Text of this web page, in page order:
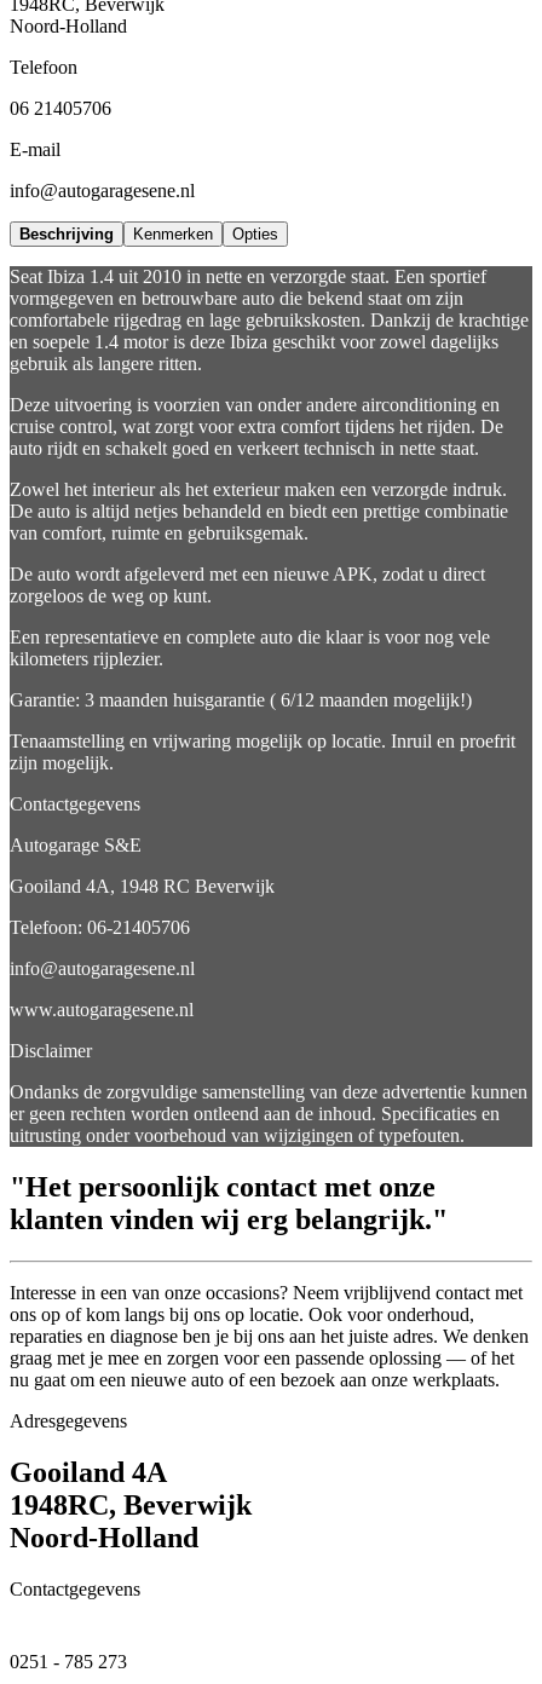
1948RC, Beverwijk
Noord-Holland
Telefoon
06 21405706
E-mail
info@autogaragesene.nl
Beschrijving Kenmerken Opties
Seat Ibiza 1.4 uit 2010 in nette en verzorgde staat. Een sportief
vormgegeven en betrouwbare auto die bekend staat om zijn
comfortabele rijgedrag en lage gebruikskosten. Dankzij de krachtige
en soepele 1.4 motor is deze Ibiza geschikt voor zowel dagelijks
gebruik als langere ritten.
Deze uitvoering is voorzien van onder andere airconditioning en
cruise control, wat zorgt voor extra comfort tijdens het rijden. De
auto rijdt en schakelt goed en verkeert technisch in nette staat.
Zowel het interieur als het exterieur maken een verzorgde indruk.
De auto is altijd netjes behandeld en biedt een prettige combinatie
van comfort, ruimte en gebruiksgemak.
De auto wordt afgeleverd met een nieuwe APK, zodat u direct
zorgeloos de weg op kunt.
Een representatieve en complete auto die klaar is voor nog vele
kilometers rijplezier.
Garantie: 3 maanden huisgarantie ( 6/12 maanden mogelijk!)
Tenaamstelling en vrijwaring mogelijk op locatie. Inruil en proefrit
zijn mogelijk.
Contactgegevens
Autogarage S&E
Gooiland 4A, 1948 RC Beverwijk
Telefoon: 06-21405706
info@autogaragesene.nl
www.autogaragesene.nl
Disclaimer
Ondanks de zorgvuldige samenstelling van deze advertentie kunnen
er geen rechten worden ontleend aan de inhoud. Specificaties en
uitrusting onder voorbehoud van wijzigingen of typefouten.
"Het persoonlijk contact met onze
klanten vinden wij erg belangrijk."
Interesse in een van onze occasions? Neem vrijblijvend contact met
ons op of kom langs bij ons op locatie. Ook voor onderhoud,
reparaties en diagnose ben je bij ons aan het juiste adres. We denken
graag met je mee en zorgen voor een passende oplossing — of het
nu gaat om een nieuwe auto of een bezoek aan onze werkplaats.
Adresgegevens
Gooiland 4A
1948RC, Beverwijk
Noord-Holland
Contactgegevens
0251 - 785 273